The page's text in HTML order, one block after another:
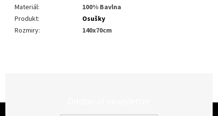
Materiál:
100% Bavlna
Produkt:
Osušky
Rozmiry: 140x70cm